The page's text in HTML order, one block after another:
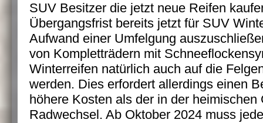
SUV Besitzer die jetzt neue Reifen
Übergangsfrist bereits jetzt für SUV
Aufwand einer Umfelgung
von Kompletträdern mit
Winterreifen natürlich auch auf die
werden. Dies erfordert allerdings einen
höhere Kosten als der in der heimischen
Radwechsel. Ab Oktober 2024 muss